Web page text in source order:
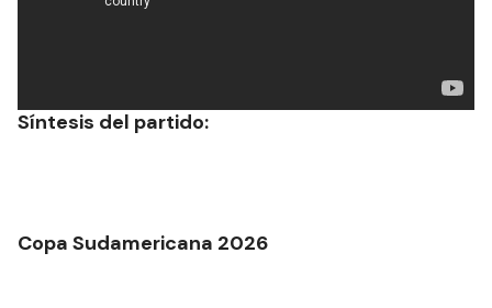
Síntesis del partido:
Copa Sudamericana 2026